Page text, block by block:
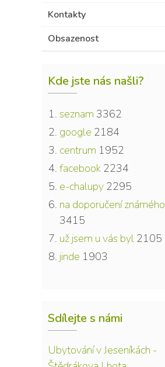
Kontakty
Obsazenost
Kde jste nás našli?
seznam 3362
google 2184
centrum 1952
facebook 2234
e-chalupy 2295
na doporučení známého
3415
už jsem u vás byl 2105
jinde 1903
Sdílejte s námi
Ubytování v Jeseníkách -